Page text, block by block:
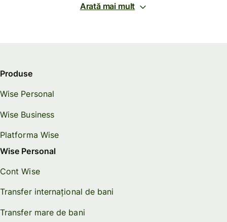
Arată mai mult
Produse
Wise Personal
Wise Business
Platforma Wise
Wise Personal
Cont Wise
Transfer internațional de bani
Transfer mare de bani